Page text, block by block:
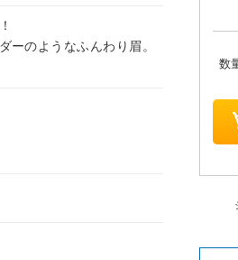
ーのようなふんわり眉。
数